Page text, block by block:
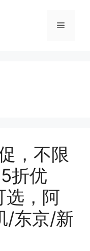
菜
，不限
折优
选，阿
/东京/新